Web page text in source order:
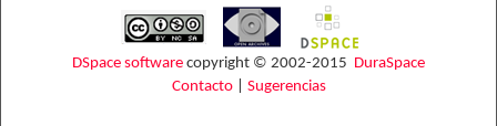
DSpace software copyright © 2002-2015 DuraSpace
Contacto| Sugerencias